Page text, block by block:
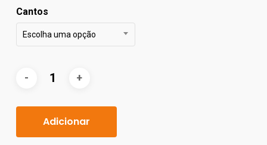
Cantos
Escolha uma opção
Adicionar